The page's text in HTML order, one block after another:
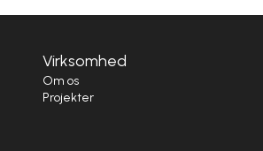
Virksomhed
Om os
Projekter